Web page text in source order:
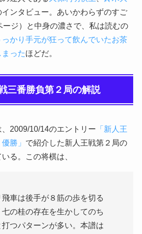
ンタビュー。あいかわらずのすご
ージ）と中身の濃さで、私は読むの
っかり手元が狂って飲んでいたお茶
ったほどだ。
三番勝負第２局の解説
2009/10/14のエントリー 「新人王
勝」 で紹介した新人王戦第２局の
る。この将棋は、
車は後手が８筋の歩を切る
の桂の存在を生かしてのち
つパターンが多い。本譜は